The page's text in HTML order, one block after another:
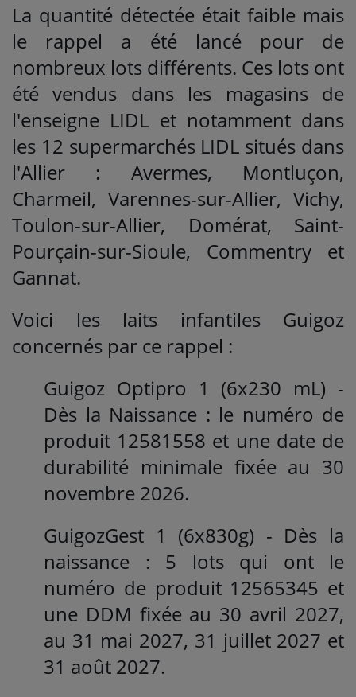
La quantité détectée était faible mais
le rappel a été lancé pour de
nombreux lots différents. Ces lots ont
été vendus dans les magasins de
l'enseigne LIDL et notamment dans
les 12 supermarchés LIDL situés dans
l'Allier : Avermes, Montluçon,
Charmeil, Varennes-sur-Allier, Vichy,
Toulon-sur-Allier, Domérat, Saint-
Pourçain-sur-Sioule, Commentry et
Gannat.
Voici les laits infantiles Guigoz
concernés par ce rappel :
Guigoz Optipro 1 (6x230 mL) -
Dès la Naissance : le numéro de
produit 12581558 et une date de
durabilité minimale fixée au 30
novembre 2026.
GuigozGest 1 (6x830g) - Dès la
naissance : 5 lots qui ont le
numéro de produit 12565345 et
une DDM fixée au 30 avril 2027,
au 31 mai 2027, 31 juillet 2027 et
31 août 2027.